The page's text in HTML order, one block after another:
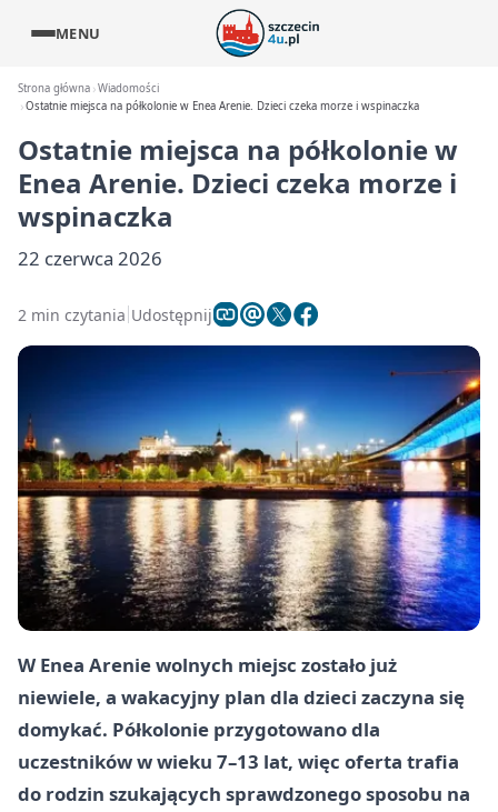
MENU
Strona główna Wiadomości
Ostatnie miejsca na półkolonie w Enea Arenie. Dzieci czeka morze i wspinaczka
Ostatnie miejsca na półkolonie w
Enea Arenie. Dzieci czeka morze i
wspinaczka
22 czerwca 2026
2 min czytania Udostępnij
W Enea Arenie wolnych miejsc zostało już
niewiele, a wakacyjny plan dla dzieci zaczyna się
domykać. Półkolonie przygotowano dla
uczestników w wieku 7–13 lat, więc oferta trafia
do rodzin szukających sprawdzonego sposobu na